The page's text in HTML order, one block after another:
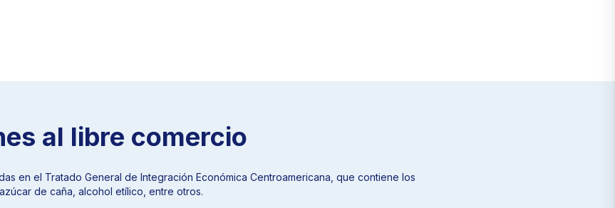
al libre comercio
en el Tratado General de Integración Económica Centroamericana, que contiene los
de caña, alcohol etílico, entre otros.